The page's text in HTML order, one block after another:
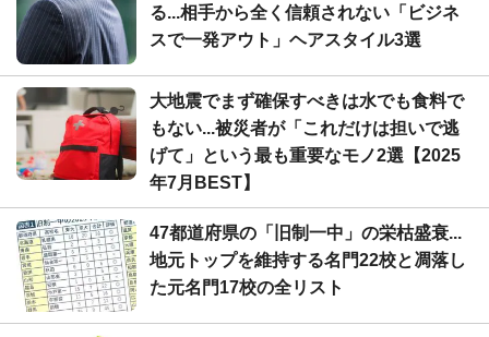
る...相手から全く信頼されない「ビジネ
スで一発アウト」ヘアスタイル3選
大地震でまず確保すべきは水でも食料で
もない...被災者が「これだけは担いで逃
げて」という最も重要なモノ2選【2025
年7月BEST】
47都道府県の「旧制一中」の栄枯盛衰...
地元トップを維持する名門22校と凋落し
た元名門17校の全リスト